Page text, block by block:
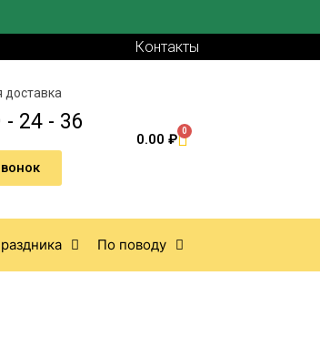
Контакты
доставка
24 - 36
0.00₽ 0
По поводу